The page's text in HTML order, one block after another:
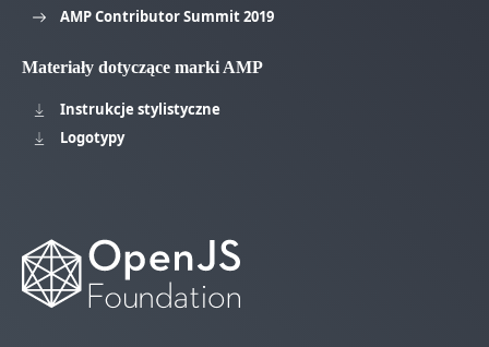
AMP Contributor Summit 2019
Materiały dotyczące marki AMP
Instrukcje stylistyczne
Logotypy